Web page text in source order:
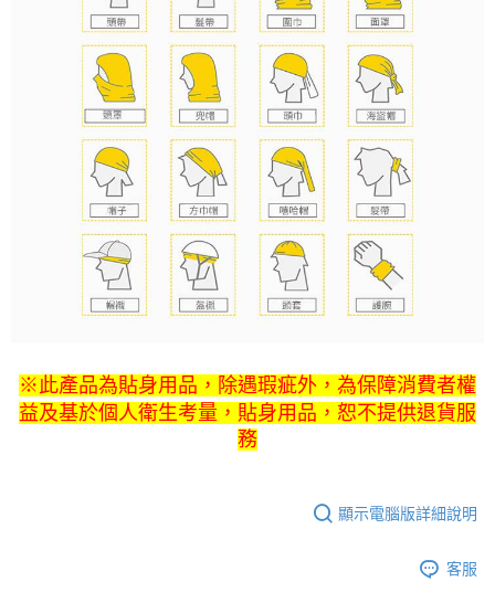
※此產品為貼身用品，除遇瑕疵外，為保障消費者權
益及基於個人衛生考量，貼身用品，恕不提供退貨服
務
顯示電腦版詳細說明
客服